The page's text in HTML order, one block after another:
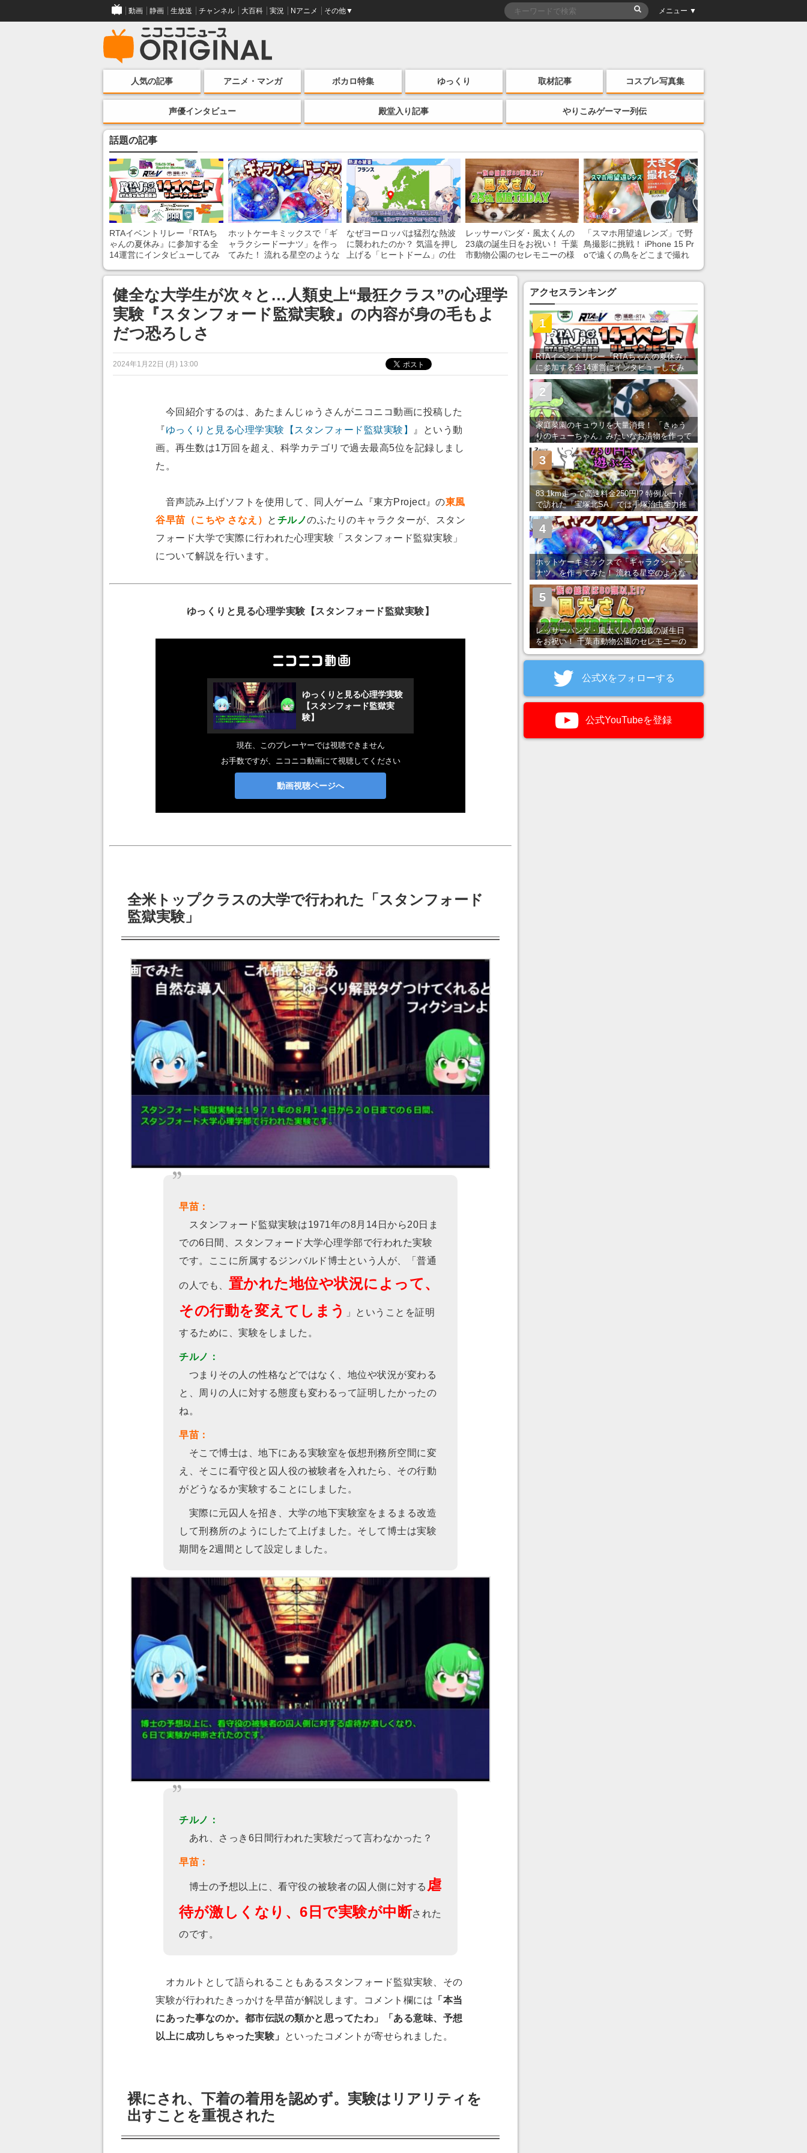
動画 静画 生放送 チャンネル 大百科 実況 Nアニメ その他▼ メニュー ▼
人気の記事 アニメ・マンガ ボカロ特集 ゆっくり 取材記事 コスプレ写真集
声優インタビュー 殿堂入り記事 やりこみゲーマー列伝
話題の記事
RTAイベントリレー『RTAち
ゃんの夏休み』に参加する全
14運営にインタビューしてみ
ンネルの貸し出しを利用し8/9
から1週間にわたって開催
ホットケーキミックスで「ギ
ャラクシードーナツ」を作っ
てみた！ 流れる星空のような
なぜヨーロッパは猛烈な熱波
に襲われたのか？ 気温を押し
上げる「ヒートドーム」の仕
レッサーパンダ・風太くんの
23歳の誕生日をお祝い！ 千葉
市動物公園のセレモニーの様
「スマホ用望遠レンズ」で野
鳥撮影に挑戦！ iPhone 15 Pr
oで遠くの鳥をどこまで撮れ
健全な大学生が次々と…人類史上“最狂クラス”の心理学
実験『スタンフォード監獄実験』の内容が身の毛もよ
だつ恐ろしさ
2024年1月22日 (月) 13:00
今回紹介するのは、あたまんじゅうさんがニコニコ動画に投稿した
『ゆっくりと見る心理学実験【スタンフォード監獄実験】
』という動
画。再生数は1万回を超え、科学カテゴリで過去最高5位を記録しまし
た。
音声読み上げソフトを使用して、同人ゲーム『東方Project』の東風
谷早苗（こちや さなえ）
と チルノのふたりのキャラクターが、スタン
フォード大学で実際に行われた心理実験「スタンフォード監獄実験」
について解説を行います。
ゆっくりと見る心理学実験【スタンフォード監獄実験】
全米トップクラスの大学で行われた「スタンフォード
監獄実験」
早苗：
スタンフォード監獄実験は1971年の8月14日から20日ま
での6日間、スタンフォード大学心理学部で行われた実験
です。ここに所属するジンバルド博士という人が、「普通
の人でも、 置かれた地位や状況によって、
その行動を変えてしまう
」ということを証明
するために、実験をしました。
チルノ：
つまりその人の性格などではなく、地位や状況が変わる
と、周りの人に対する態度も変わるって証明したかったの
ね。
早苗：
そこで博士は、地下にある実験室を仮想刑務所空間に変
え、そこに看守役と囚人役の被験者を入れたら、その行動
がどうなるか実験することにしました。
実際に元囚人を招き、大学の地下実験室をまるまる改造
して刑務所のようにしたて上げました。そして博士は実験
期間を2週間として設定しました。
チルノ：
あれ、さっき6日間行われた実験だって言わなかった？
早苗：
博士の予想以上に、看守役の被験者の囚人側に対する 虐
待が激しくなり、6日で実験が中断された
のです。
オカルトとして語られることもあるスタンフォード監獄実験、その
実験が行われたきっかけを早苗が解説します。コメント欄には 「本当
にあった事なのか。都市伝説の類かと思ってたわ」「ある意味、予想
以上に成功しちゃった実験」
といったコメントが寄せられました。
裸にされ、下着の着用を認めず。実験はリアリティを
出すことを重視された
アクセスランキング
RTAイベントリレー『RTAちゃんの夏休み』
に参加する全14運営にインタビューしてみ
た！ 「RTA in Japan」のチャンネルの貸し
出しを利用し8/9から1週間にわたって開催
1
家庭菜園のキュウリを大量消費！ 「きゅう
りのキューちゃん」みたいなお漬物を作って
みた
2
83.1km走って高速料金250円!? 特例ルート
で訪れた「宝塚北SA」では手塚治虫全力推
し＆関西グルメが楽しめる！
3
ホットケーキミックスで「ギャラクシードー
ナツ」を作ってみた！ 流れる星空のような
レンチン・レシピを紹介
4
レッサーパンダ・風太くんの23歳の誕生日
をお祝い！ 千葉市動物公園のセレモニーの
5
公式Xをフォローする
公式YouTubeを登録